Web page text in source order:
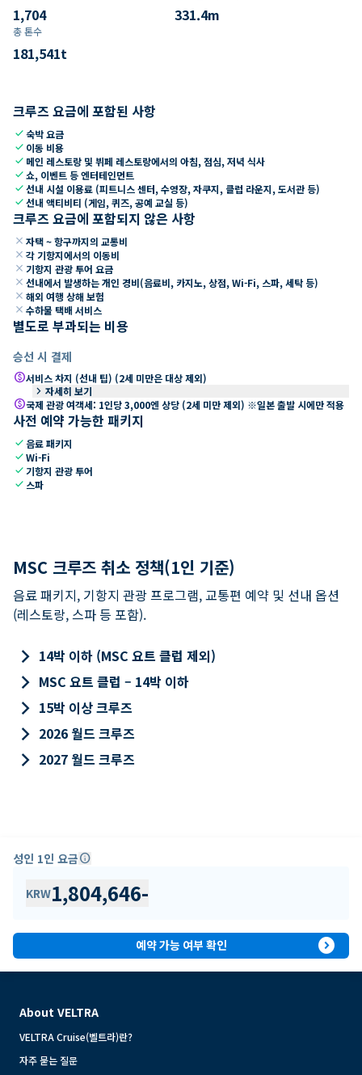
1,704 331.4m
총 톤수
181,541t
크루즈 요금에 포함된 사항
check숙박 요금
check 이동 비용
check 메인 레스토랑 및 뷔페 레스토랑에서의 아침, 점심, 저녁 식사
check쇼, 이벤트 등 엔터테인먼트
check선내 시설 이용료 (피트니스 센터, 수영장, 자쿠지, 클럽 라운지, 도서관 등)
check선내 액티비티 (게임, 퀴즈, 공예 교실 등)
크루즈 요금에 포함되지 않은 사항
close 자택 ~ 항구까지의 교통비
close 각 기항지에서의 이동비
close 기항지 관광 투어 요금
close 선내에서 발생하는 개인 경비(음료비, 카지노, 상점, Wi-Fi, 스파, 세탁 등)
close 해외 여행 상해 보험
close 수하물 택배 서비스
별도로 부과되는 비용
승선 시 결제
paid서비스 차지 (선내 팁) (2세 미만은 대상 제외)
keyboard_arrow_right 자세히 보기
paid국제 관광 여객세: 1인당 3,000엔 상당 (2세 미만 제외) ※일본 출발 시에만 적용
사전 예약 가능한 패키지
check 음료 패키지
checkWi-Fi
check 기항지 관광 투어
check 스파
MSC 크루즈 취소 정책(1인 기준)
음료 패키지, 기항지 관광 프로그램, 교통편 예약 및 선내 옵션
(레스토랑, 스파 등 포함).
keyboard_arrow_right 14박 이하 (MSC 요트 클럽 제외)
keyboard_arrow_right MSC 요트 클럽 – 14박 이하
keyboard_arrow_right 15박 이상 크루즈
keyboard_arrow_right 2026 월드 크루즈
keyboard_arrow_right 2027 월드 크루즈
성인 1인 요금info
KRW1,804,646-
예약 가능 여부 확인 expand_circle_right
About VELTRA
VELTRA Cruise(벨트라)란?
자주 묻는 질문